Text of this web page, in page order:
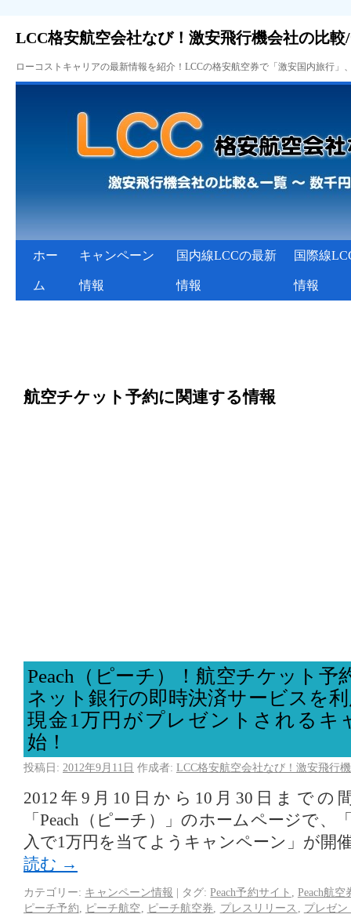
LCC格安航空会社なび！激安飛行機会社の比較
ローコストキャリアの最新情報を紹介！LCCの格安航空券で「激安国内旅行
ホー
ム
キャンペーン
情報
国内線LCCの最新
情報
国際線
情報
航空チケット予約に関連する情報
Peach（ピーチ）！航空チケット予
ネット銀行の即時決済サービスを
現金1万円がプレゼントされるキ
始！
投稿日: 2012年9月11日 作成者: LCC格安航空会社なび！激安飛行
2012年9月10日から10月30日までの
「Peach（ピーチ）」のホームページで、
入で1万円を当てようキャンペーン」が開
読む →
カテゴリー: キャンペーン情報 | タグ: Peach予約サイト
Peach航空
ピーチ予約
ピーチ航空 ピーチ航空券 プレスリリース
プレゼ